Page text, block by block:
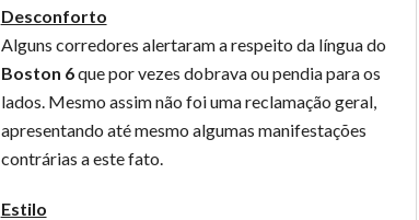
Desconforto
Alguns corredores alertaram a respeito da língua do
Boston 6que por vezes dobrava ou pendia para os
lados. Mesmo assim não foi uma reclamação geral,
apresentando até mesmo algumas manifestações
contrárias a este fato.
Estilo